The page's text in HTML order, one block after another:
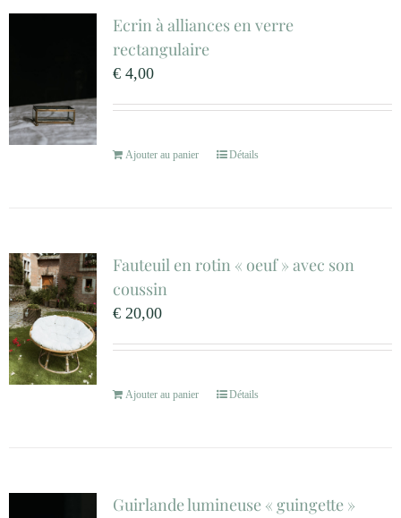
Ecrin à alliances en verre
rectangulaire
€4,00
Ajouter au panier Détails
Fauteuil en rotin « oeuf » avec son
coussin
€20,00
Ajouter au panier Détails
Guirlande lumineuse « guingette »